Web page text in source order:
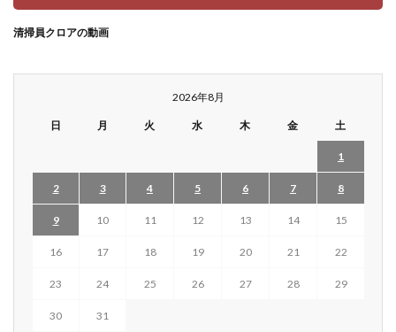
清掃員クロアの動画
2026年8月
日 月 火 水 木 金 土
1
2 3 4 5 6 7 8
9 10 11 12 13 14 15
16 17 18 19 20 21 22
23 24 25 26 27 28 29
30
31